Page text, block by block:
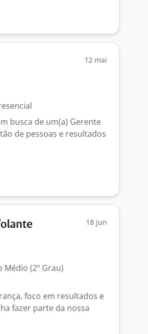
12 mai
busca de um(a) Gerente
de pessoas e resultados
18 jun
Médio (2º Grau)
foco em resultados e
fazer parte da nossa